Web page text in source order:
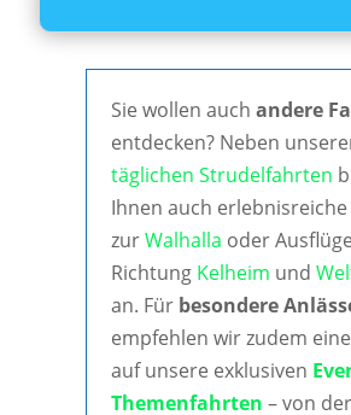
Sie wollen auch andere
entdecken? Neben
täglichen Strudelfahrten
Ihnen auch
zurWalhalla oder
Richtung Kelheim und
an. Für besondere
empfehlen wir zudem
auf unsere exklusiven
Themenfahrten – von der